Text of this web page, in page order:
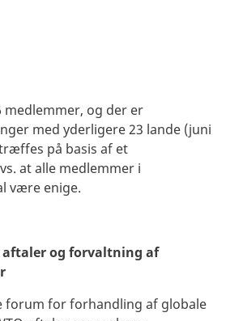
LinkedIn
medlemmer, og der er
med yderligere 23 lande (juni
på basis af et
at alle medlemmer i
være enige.
og forvaltning af
forum for forhandling af globale